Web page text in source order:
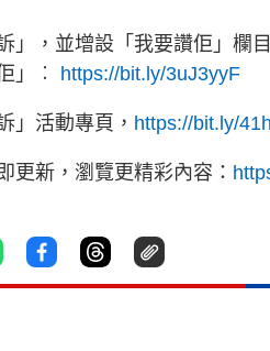
」，並增設「我要讚佢」欄
」︰ https://bit.ly/3uJ3yyF
」活動專頁， https://bit.ly/
更新，瀏覽更精彩內容：